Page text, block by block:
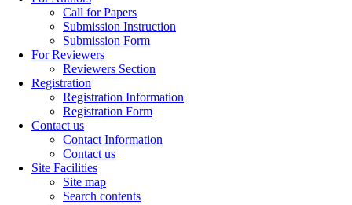
Call for Papers
Submission Instruction
Submission Form
For Reviewers
Reviewers Section
Registration
Registration Information
Registration Form
Contact us
Contact Information
Contact us
Site Facilities
Site map
Search contents